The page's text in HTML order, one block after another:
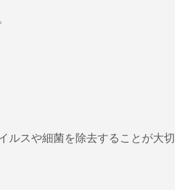
ルスや細菌を除去することが大